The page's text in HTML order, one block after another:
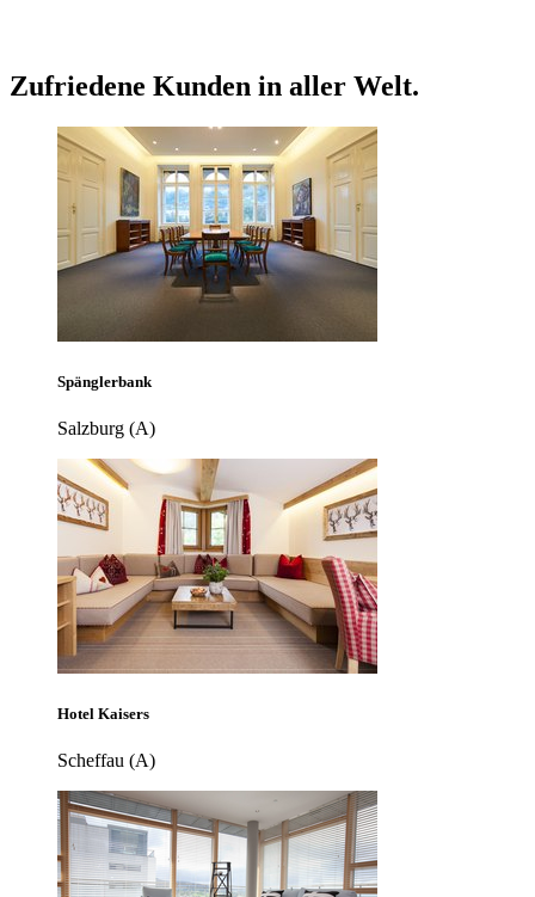
Zufriedene Kunden in aller Welt.
Spänglerbank
Salzburg (A)
Hotel Kaisers
Scheffau (A)